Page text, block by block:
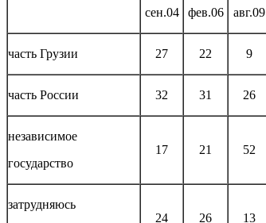
сен.04 фев.06 авг.09
часть Грузии 27 22 9
часть России 32 31 26
независимое
государство
17 21 52
затрудняюсь
24 26 13